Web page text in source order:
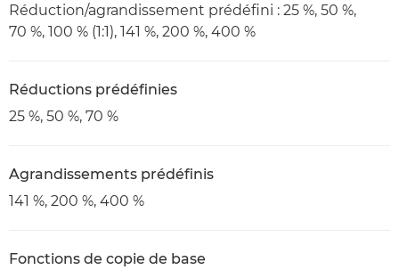
Réduction/agrandissement prédéfini : 25 %, 50 %,
70 %, 100 % (1:1), 141 %, 200 %, 400 %
Réductions prédéfinies
25 %, 50 %, 70 %
Agrandissements prédéfinis
141 %, 200 %, 400 %
Fonctions de copie de base